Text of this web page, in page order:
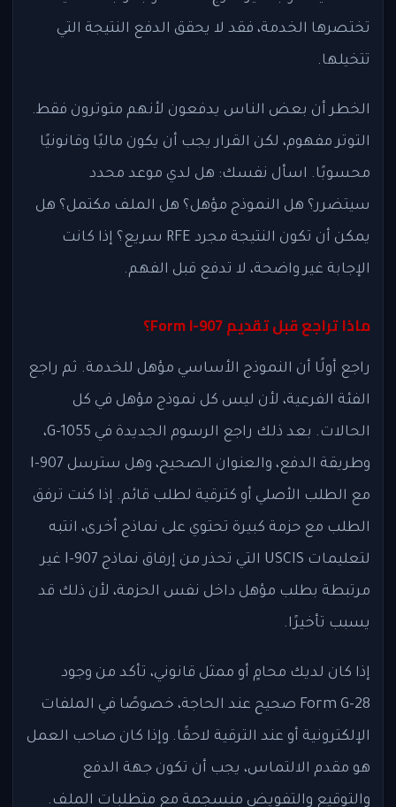
تختصرها الخدمة، فقد لا يحقق الدفع النتيجة التي
تتخيلها.
الخطر أن بعض الناس يدفعون لأنهم متوترون فقط.
التوتر مفهوم، لكن القرار يجب أن يكون ماليًا وقانونيًا
محسوبًا. اسأل نفسك: هل لدي موعد محدد
سيتضرر؟ هل النموذج مؤهل؟ هل الملف مكتمل؟ هل
يمكن أن تكون النتيجة مجرد RFE سريع؟ إذا كانت
الإجابة غير واضحة، لا تدفع قبل الفهم.
ماذا تراجع قبل تقديم Form I-907؟
راجع أولًا أن النموذج الأساسي مؤهل للخدمة. ثم راجع
الفئة الفرعية، لأن ليس كل نموذج مؤهل في كل
الحالات. بعد ذلك راجع الرسوم الجديدة في G-1055،
وطريقة الدفع، والعنوان الصحيح، وهل سترسل I-907
مع الطلب الأصلي أو كترقية لطلب قائم. إذا كنت ترفق
الطلب مع حزمة كبيرة تحتوي على نماذج أخرى، انتبه
لتعليمات USCIS التي تحذر من إرفاق نماذج I-907 غير
مرتبطة بطلب مؤهل داخل نفس الحزمة، لأن ذلك قد
يسبب تأخيرًا.
إذا كان لديك محامٍ أو ممثل قانوني، تأكد من وجود
Form G-28 صحيح عند الحاجة، خصوصًا في الملفات
الإلكترونية أو عند الترقية لاحقًا. وإذا كان صاحب العمل
هو مقدم الالتماس، يجب أن تكون جهة الدفع
والتوقيع والتفويض منسجمة مع متطلبات الملف.